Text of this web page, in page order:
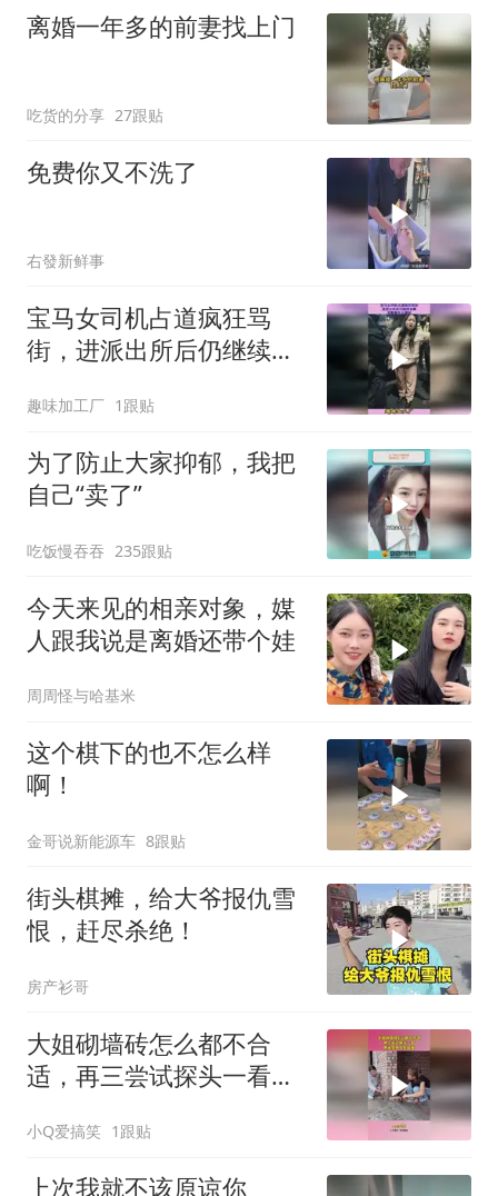
离婚一年多的前妻找上门
吃货的分享 27跟贴
免费你又不洗了
右發新鲜事
宝马女司机占道疯狂骂
街，进派出所后仍继续发
趣味加工厂 1跟贴
为了防止大家抑郁，我把
自己“卖了”
吃饭慢吞吞 235跟贴
今天来见的相亲对象，媒
人跟我说是离婚还带个娃
周周怪与哈基米
这个棋下的也不怎么样
啊！
金哥说新能源车 8跟贴
街头棋摊，给大爷报仇雪
恨，赶尽杀绝！
房产衫哥
大姐砌墙砖怎么都不合
适，再三尝试探头一看，
小Q爱搞笑 1跟贴
上次我就不该原谅你